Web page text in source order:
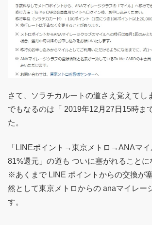
さて、ソラチカルートの道さえ覚えてし
でもなるのは「 2019年12月27日15時ま
た。
「LINEポイント→東京メトロ→ANAマイ
81%還元」の道も ついに塞がれることに
※あくまで LINE ポイントからの交換が
然として東京メトロからの anaマイレー
す。